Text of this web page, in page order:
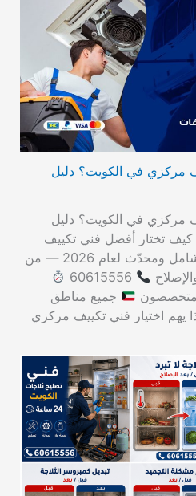
مركزي في الكويت؟ دليل
مركزي في الكويت؟ دليل
شامل 2026 | 60615556 كيف تختار أفضل فني تكييف
مركزي في الكويت؟ دليل شامل ومحدّث لعام 2026 — من
متخصصون
جميع مناطق
يهم اختيار فني تكييف مركزي